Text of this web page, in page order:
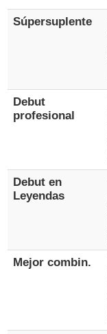
Súpersuplente
Debut
profesional
Debut en
Leyendas
Mejor combin.